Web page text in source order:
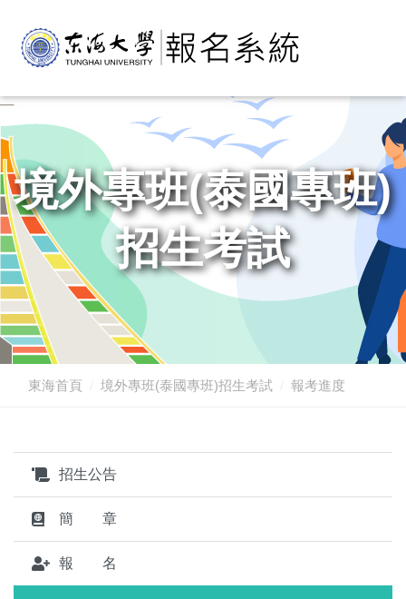
境外專班(泰國專班)
招生考試
東海首頁 境外專班(泰國專班)招生考試 報考進度
招生公告
簡 章
報 名